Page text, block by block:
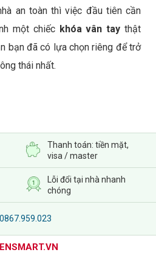
an toàn thì việc đầu tiên cần
một chiếc khóa vân tay thật
bạn đã có lựa chọn riêng để trở
thái nhất.
Thanh toán: tiền mặt,
visa / master
Lỗi đổi tại nhà nhanh
chóng
0867.959.023